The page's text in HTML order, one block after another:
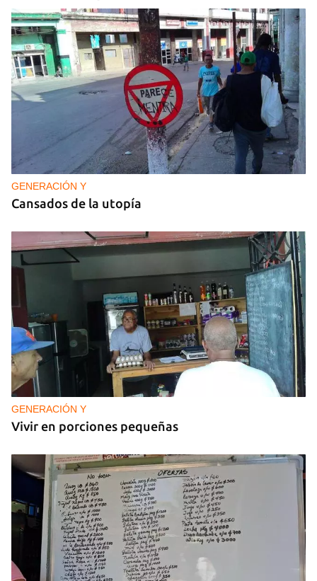
Para poder guardar como favorito, primero has de
iniciar sesión con tu cuenta de 14ymedio.
INICIAR SESIÓN CANCELAR
GENERACIÓN Y
Cansados de la utopía
GENERACIÓN Y
Vivir en porciones pequeñas